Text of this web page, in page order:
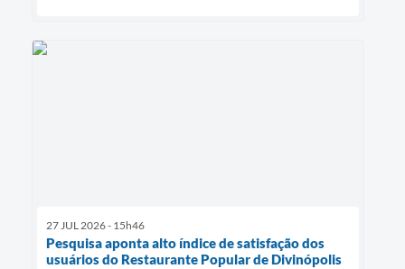
27 JUL 2026 - 15h46
Pesquisa aponta alto índice de satisfação dos
usuários do Restaurante Popular de Divinópolis